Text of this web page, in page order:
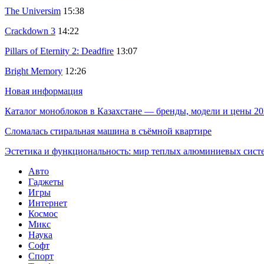
The Universim 15:38
Crackdown 3 14:22
Pillars of Eternity 2: Deadfire 13:07
Bright Memory 12:26
Новая информация
Каталог моноблоков в Казахстане — бренды, модели и цены
Сломалась стиральная машина в съёмной квартире
Эстетика и функциональность: мир теплых алюминиевых
Авто
Гаджеты
Игры
Интернет
Космос
Микс
Наука
Софт
Спорт